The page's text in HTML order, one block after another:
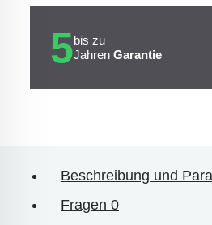
5bis zu
Jahren Garantie
Beschreibung und
Fragen 0